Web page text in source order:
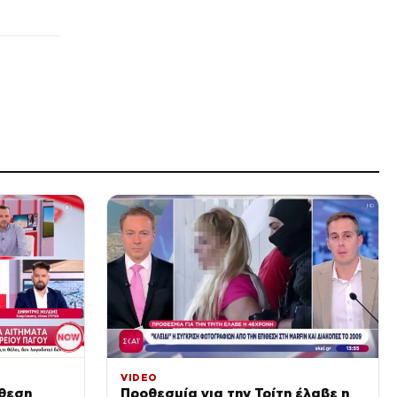
στην Ινδία: το άδοξο τέλος
SPORTS
Δημήτρης Γιαννούλης: Θέλω
να παίξω στο Champions
League με τον ΠΑΟΚ
πριν από 1 ώρα
LIFE
Παπαμιχάλη: «Μου το έπαιζε
φίλη ενώ με ήθελε για τα
βίντεο» για τη Γιούσεφ
VIDEO
Προθεσμία για την Τρίτη έλαβε η